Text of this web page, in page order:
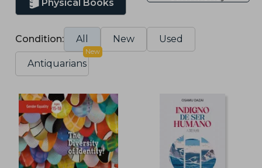
Physical Books
Condition: All New Used
Antiquarians
New